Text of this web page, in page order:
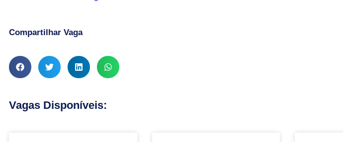
Compartilhar Vaga
Vagas Disponíveis: